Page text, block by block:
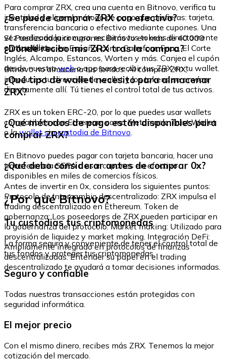
Para comprar ZRX, crea una cuenta en Bitnovo, verifica tu
identidad y elige el método de pago que prefieras: tarjeta,
transferencia bancaria o efectivo mediante cupones. Una
vez realizada la compra, recibirás tus tokens directamente
en tu wallet.
¿Se puede comprar ZRX con efectivo?
Sí. Puedes adquirir cupones Bitnovo en más de 40.000
puntos físicos en España, como Carrefour, Fnac, El Corte
Inglés, Alcampo, Estancos, Worten y más. Canjea el cupón
desde nuestrawebo app para recibir tus ZRX en tu wallet.
¿Dónde recibo mis ZRX tras la compra?
Bitnovo no almacena tus fondos. Al comprar ZRX,
introduces tu dirección de wallet y los tokens se envían
directamente allí. Tú tienes el control total de tus activos.
¿Qué tipo de wallet necesito para almacenar
ZRX?
ZRX es un token ERC-20, por lo que puedes usar wallets
compatibles con Ethereum como Metamask, Trust Wallet
o lawallet sin custodia de Bitnovo.
¿Qué métodos de pago están disponibles para
comprar ZRX?
En Bitnovo puedes pagar con tarjeta bancaria, hacer una
transferencia SEPA o usar cupones en efectivo
disponibles en miles de comercios físicos.
¿Qué debo considerar antes de comprar 0x?
Antes de invertir en 0x, considera los siguientes puntos:
Protocolo de intercambio descentralizado: ZRX impulsa el
trading descentralizado en Ethereum. Token de
gobernanza: Los poseedores de ZRX pueden participar en
la gobernanza del protocolo. Market making: Utilizado para
provisión de liquidez y market making. Integración DeFi:
Ampliamente integrado en protocolos de finanzas
descentralizadas. Entender su papel en el trading
descentralizado te ayudará a tomar decisiones informadas.
¿Por qué Bitnovo?
Tu custodias tus criptomonedas
La forma segura y conveniente de tener el control total de
tus fondos y proteger tus criptomonedas.
Seguro y confiable
Todas nuestras transacciones están protegidas con
seguridad informática.
El mejor precio
Con el mismo dinero, recibes más ZRX. Tenemos la mejor
cotización del mercado.